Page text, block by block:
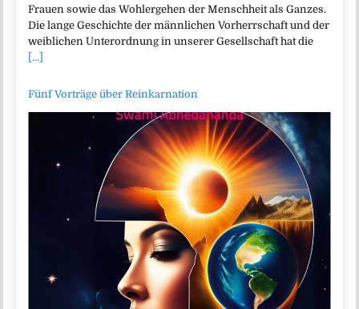
Frauen sowie das Wohlergehen der Menschheit als Ganzes.
Die lange Geschichte der männlichen Vorherrschaft und der
weiblichen Unterordnung in unserer Gesellschaft hat die
[...]
Fünf Vorträge über Reinkarnation